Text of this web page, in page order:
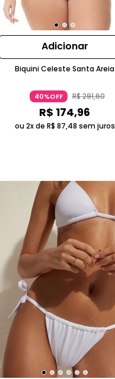
Adicionar
Biquini Celeste Santa Areia
40%OFF R$291,60
R$ 174,96
ou 2x de R$ 87,48 sem juros